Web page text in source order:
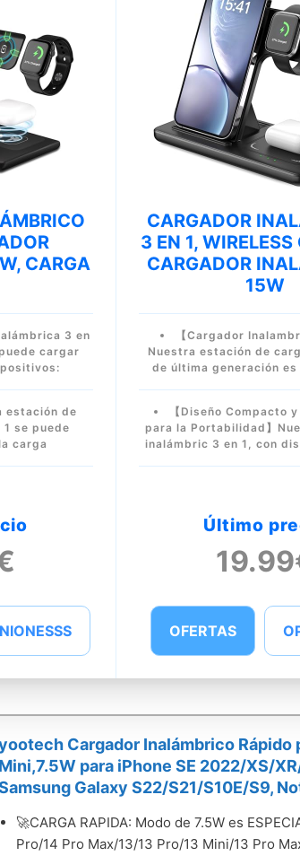
CARGA
3 en
cargar
estación de
se puede
carga
CARGADOR
3 EN 1, WIRELESS
CARGADOR
15W
【Cargador
Nuestra estación de
de última generación
【Diseño Compacto
para la Portabilidad】
inalámbric 3 en 1, con
Último
OFERTAS
Cargador Inalámbrico Rápido
Mini,7.5W para iPhone SE 2022/XS/
Galaxy S22/S21/S10E/S9,
🚀CARGA RAPIDA: Modo de 7.5W es
Pro/14 Pro Max/13/13 Pro/13 Mini/13 Pro